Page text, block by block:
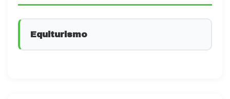
Equiturismo